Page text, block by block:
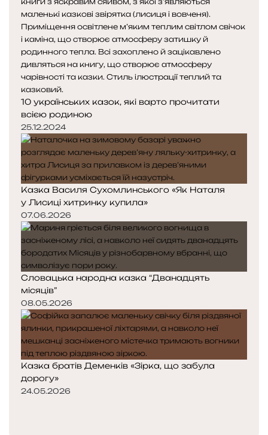
10 українських казок, які варто прочитати
всією родиною
25.12.2024
Казка Василя Сухомлинського «Як Наталя
у Лисиці хитринку купила»
07.06.2026
Словацька народна казка “Дванадцять
місяців”
08.05.2026
Казка братів Деменків «Зірка, що забула
дорогу»
24.05.2026